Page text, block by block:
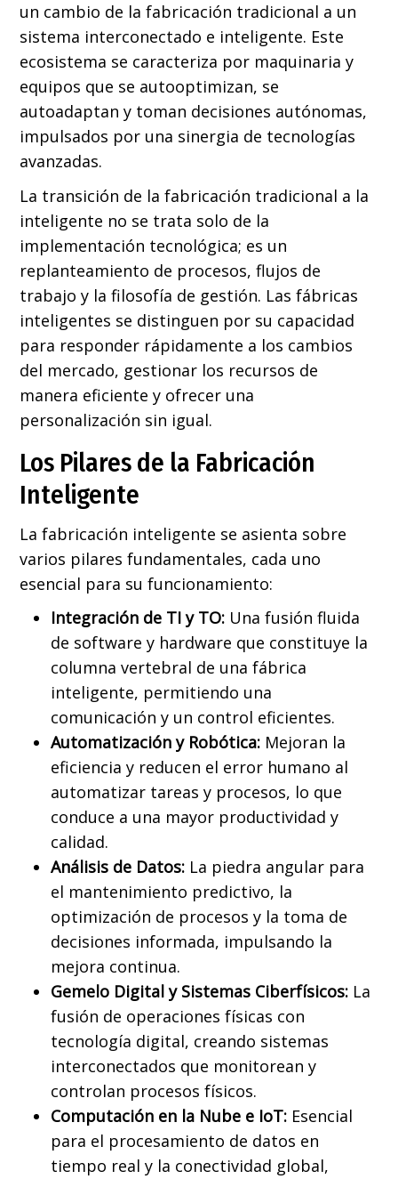
un cambio de la fabricación tradicional a un
sistema interconectado e inteligente. Este
ecosistema se caracteriza por maquinaria y
equipos que se autooptimizan, se
autoadaptan y toman decisiones autónomas,
impulsados por una sinergia de tecnologías
avanzadas.
La transición de la fabricación tradicional a la
inteligente no se trata solo de la
implementación tecnológica; es un
replanteamiento de procesos, flujos de
trabajo y la filosofía de gestión. Las fábricas
inteligentes se distinguen por su capacidad
para responder rápidamente a los cambios
del mercado, gestionar los recursos de
manera eficiente y ofrecer una
personalización sin igual.
Los Pilares de la Fabricación
Inteligente
La fabricación inteligente se asienta sobre
varios pilares fundamentales, cada uno
esencial para su funcionamiento:
Integración de TI y TO:Una fusión fluida
de software y hardware que constituye la
columna vertebral de una fábrica
inteligente, permitiendo una
comunicación y un control eficientes.
Automatización y Robótica:Mejoran la
eficiencia y reducen el error humano al
automatizar tareas y procesos, lo que
conduce a una mayor productividad y
calidad.
Análisis de Datos:La piedra angular para
el mantenimiento predictivo, la
optimización de procesos y la toma de
decisiones informada, impulsando la
mejora continua.
Gemelo Digital y Sistemas Ciberfísicos:La
fusión de operaciones físicas con
tecnología digital, creando sistemas
interconectados que monitorean y
controlan procesos físicos.
Computación en la Nube e IoT:Esencial
para el procesamiento de datos en
tiempo real y la conectividad global,